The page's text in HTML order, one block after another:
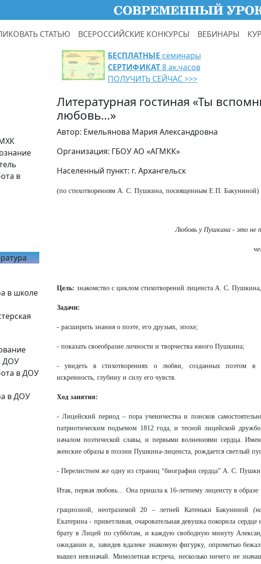
СТАТЬЮ ВСЕРОССИЙСКИЕ КОНКУРСЫ ВЕБИНАРЫ
в
в школе
ДОУ
в ДОУ
в ДОУ
БЕСПЛАТНЫЕ семинары
СЕРТИФИКАТ8 ак.часов
ПОЛУЧИТЬ СЕЙЧАС >>>
Литературная гостиная «Ты
любовь…»
Автор: Емельянова Мария Александровна
Организация: ГБОУ АО «АГМКК»
Населенный пункт: г. Архангельск
(по стихотворениям А. С. Пушкина, посвященным Е.П. Бакуниной)
Любовь у Пушкина - это не
Цель: знакомство с циклом стихотворений лицеиста А. С.
Задачи:
- расширить знания о поэте, его друзьях, эпохе;
- показать своеобразие личности и творчества юного Пушкина;
- увидеть в стихотворениях о любви, созданных поэтом в
искренность, глубину и силу его чувств.
Ход занятия:
- Лицейский период – пора ученичества и поисков
патриотическим подъемом 1812 года, и тесной лицейской
началом поэтической славы, и первыми волнениями сердца.
женские образы в поэзии Пушкина-лицеиста, рождается светлый
- Перелистнем же одну из страниц “биографии сердца” А. С.
Итак, первая любовь… Она пришла к 16-летнему лицеисту в образе
грациозной, неотразимой 20 – летней Катеньки Бакуниной
Екатерина - приветливая, очаровательная девушка покорила
брату в Лицей по субботам, и каждую свободную минуту
ожидании и, завидев вдалеке знакомую фигурку, опрометью
вышел невзначай. Мимолетная встреча, несколько ничего не